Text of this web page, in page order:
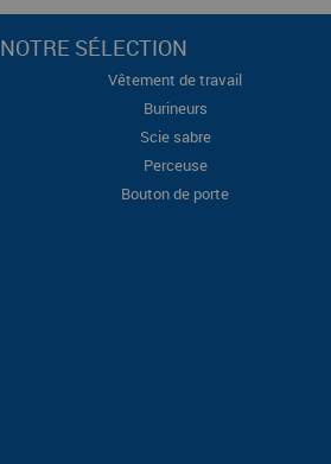
NOTRE SÉLECTION
Vêtement de travail
Burineurs
Scie sabre
Perceuse
Bouton de porte